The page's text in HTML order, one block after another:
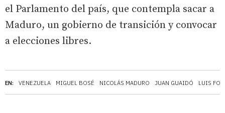
EN: VENEZUELA MIGUEL BOSÉ NICOLÁS MADURO JUAN GUAIDÓ LUIS
el Parlamento del país, que contempla sacar a
Maduro, un gobierno de transición y convocar
a elecciones libres.